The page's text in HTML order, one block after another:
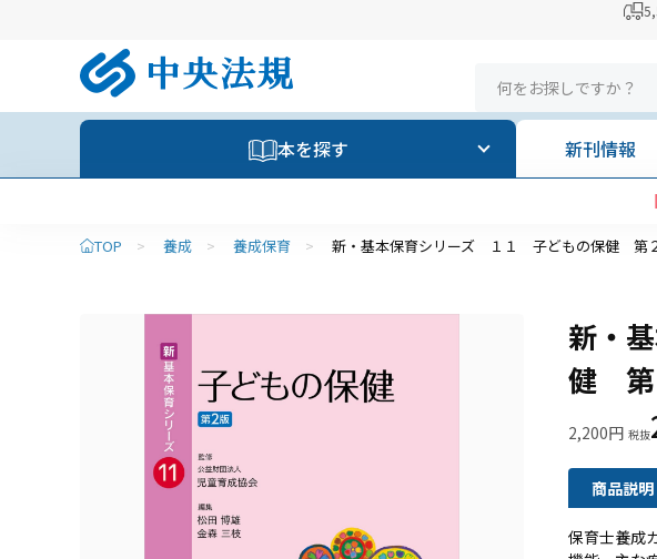
本を探す 新刊情報
TOP > 養成 > 養成保育 > 新・基本保育シリーズ １１ 子どもの保健 第
新・
健 第
2,200円
商品説明
保育士養成